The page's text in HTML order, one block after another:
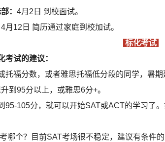
： 4月2日 到校面试。
4月12日 简历通过家庭到校加试。
标化考试
考试的建议：
托福分数，或者雅思托福低分段的同学，暑
到95分以上，或雅思6分+。
95-105分，就可以开始SAT或ACT的学习了
哪个？目前SAT考场很不稳定，建议有条件